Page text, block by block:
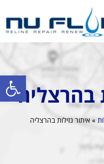
פתח
בהרצליה
» איתור נזילות בהרצליה